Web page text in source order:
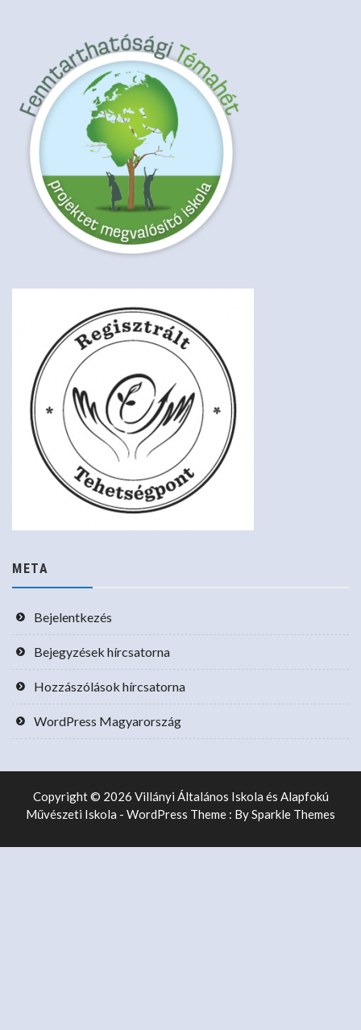
META
Bejelentkezés
Bejegyzések hírcsatorna
Hozzászólások hírcsatorna
WordPress Magyarország
Copyright © 2026 Villányi Általános Iskola és Alapfokú
Művészeti Iskola - WordPress Theme : BySparkle Themes